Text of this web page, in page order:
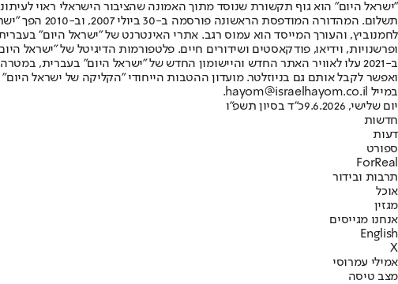
"ישראל היום" הוא גוף תקשורת שנוסד מתוך האמונה שהציבור הישראלי ראוי
תשלום.
ופרשנויות, וידיאו, פודקאסטים ושידורים חיים. פלטפורמות הדיגיטל של "ישראל
ב-2021 עלו לאוויר האתר החדש והיישומון החדש של "ישראל היום" בעברית,
ואפשר לקבל אותם גם בניוזלטר. מועדון ההטבות הייחודי "הקליקה של ישראל
במייל hayom@israelhayom.co.il.
יום שלישי, 9.6.2026
כ"ד בסיון תשפ"ו
חדשות
דעות
ספורט
ForReal
תרבות ובידור
אוכל
מגזין
אנחנו מגייסים
English
X
אמילי עמרוסי
מצב טיסה